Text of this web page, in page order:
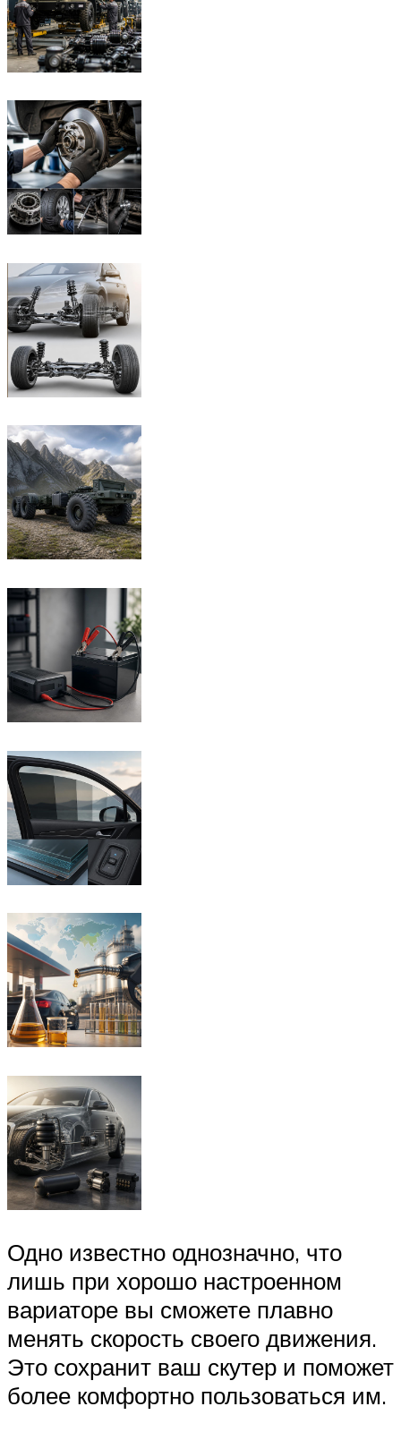
Одно известно однозначно, что
лишь при хорошо настроенном
вариаторе вы сможете плавно
менять скорость своего движения.
Это сохранит ваш скутер и поможет
более комфортно пользоваться им.